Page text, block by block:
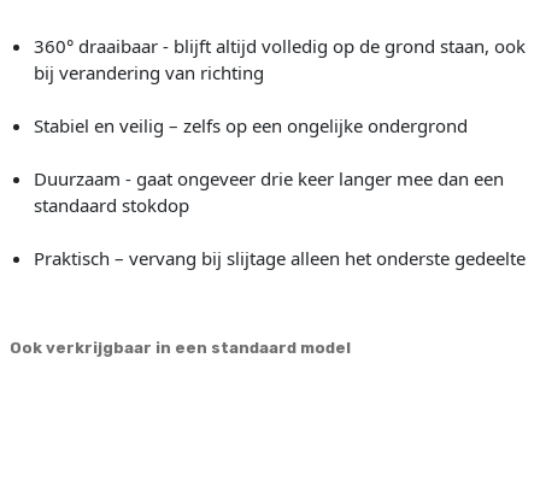
360° draaibaar - blijft altijd volledig op de grond staan, ook
bij verandering van richting
Stabiel en veilig – zelfs op een ongelijke ondergrond
Duurzaam - gaat ongeveer drie keer langer mee dan een
standaard stokdop
Praktisch – vervang bij slijtage alleen het onderste gedeelte
Ook verkrijgbaar in een standaard model